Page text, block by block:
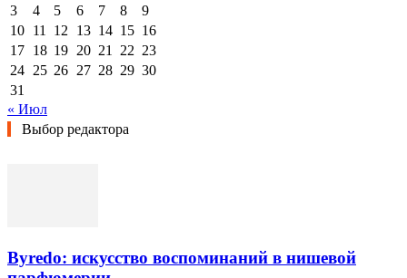
3
4 5 6 7 8
9
10 11 12 13 14 15 16
17 18 19 20 21 22 23
24 25 26 27 28 29 30
31
« Июл
Выбор редактора
Byredo: искусство воспоминаний в нишевой